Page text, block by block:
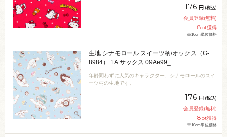
176 円 (税込)
会員登録(無料)
8pt獲得
※10cm単位価格
生地 シナモロール スイーツ柄/オックス（G-
8984） 1A.サックス 09Ae99_
年齢問わずに人気のキャラクター、シナモロールのスイ
ーツ柄の生地です。
176 円 (税込)
会員登録(無料)
8pt獲得
※10cm単位価格